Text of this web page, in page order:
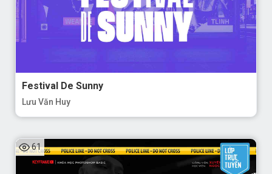
Festival De Sunny
Lưu Văn Huy
61